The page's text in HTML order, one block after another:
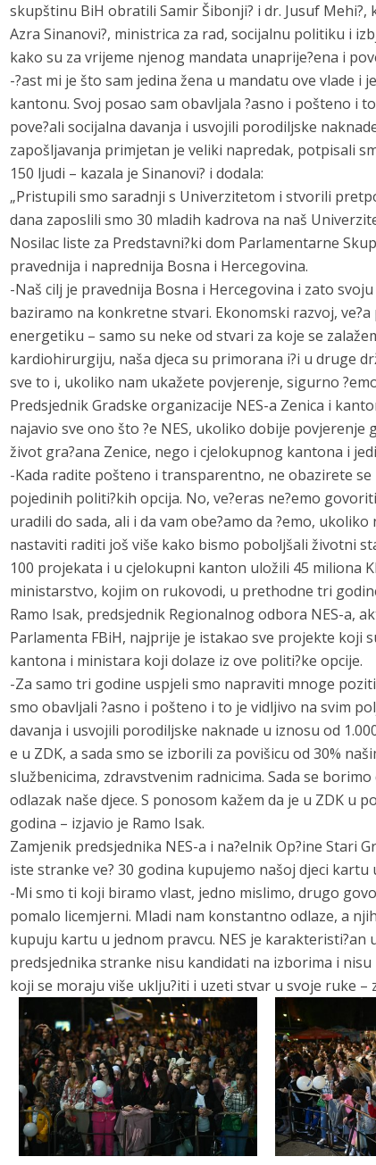
skupštinu BiH obratili Samir Šibonji? i dr. Jusuf Mehi?,
Azra Sinanovi?, ministrica za rad, socijalnu politiku i
kako su za vrijeme njenog mandata unaprije?ena i
-?ast mi je što sam jedina žena u mandatu ove vlade
kantonu. Svoj posao sam obavljala ?asno i pošteno i
pove?ali socijalna davanja i usvojili porodiljske
zapošljavanja primjetan je veliki napredak, potpisali
150 ljudi – kazala je Sinanovi? i dodala:
„Pristupili smo saradnji s Univerzitetom i stvorili
dana zaposlili smo 30 mladih kadrova na naš
Nosilac liste za Predstavni?ki dom Parlamentarne
pravednija i naprednija Bosna i Hercegovina.
-Naš cilj je pravednija Bosna i Hercegovina i zato
baziramo na konkretne stvari. Ekonomski razvoj,
energetiku – samo su neke od stvari za koje se
kardiohirurgiju, naša djeca su primorana i?i u druge
sve to i, ukoliko nam ukažete povjerenje, sigurno
Predsjednik Gradske organizacije NES-a Zenica i
najavio sve ono što ?e NES, ukoliko dobije
život gra?ana Zenice, nego i cjelokupnog kantona i
-Kada radite pošteno i transparentno, ne obazirete
pojedinih politi?kih opcija. No, ve?eras ne?emo
uradili do sada, ali i da vam obe?amo da ?emo,
nastaviti raditi još više kako bismo poboljšali životni
100 projekata i u cjelokupni kanton uložili 45 miliona
ministarstvo, kojim on rukovodi, u prethodne tri
Ramo Isak, predsjednik Regionalnog odbora NES-a,
Parlamenta FBiH, najprije je istakao sve projekte koji
kantona i ministara koji dolaze iz ove politi?ke opcije.
-Za samo tri godine uspjeli smo napraviti mnoge
smo obavljali ?asno i pošteno i to je vidljivo na svim
davanja i usvojili porodiljske naknade u iznosu od
e u ZDK, a sada smo se izborili za povišicu od 30%
službenicima, zdravstvenim radnicima. Sada se
odlazak naše djece. S ponosom kažem da je u ZDK u
godina – izjavio je Ramo Isak.
Zamjenik predsjednika NES-a i na?elnik Op?ine Stari
iste stranke ve? 30 godina kupujemo našoj djeci kartu
-Mi smo ti koji biramo vlast, jedno mislimo, drugo
pomalo licemjerni. Mladi nam konstantno odlaze, a
kupuju kartu u jednom pravcu. NES je
predsjednika stranke nisu kandidati na izborima i
koji se moraju više uklju?iti i uzeti stvar u svoje ruke –